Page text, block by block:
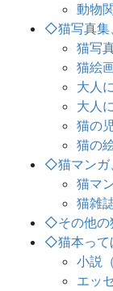
動物
◇猫写真集
猫写
猫絵
大人
大人
猫の
猫の
◇猫マンガ
猫マ
猫雑
◇その他の
◇猫本って
小説
エッ